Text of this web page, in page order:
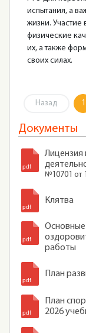
испытания, а
жизни. Участие
физические
их, а также
своих силах.
Назад 1
Документы
Лицензия
№10701 от
Клятва
работы
План
План
2026